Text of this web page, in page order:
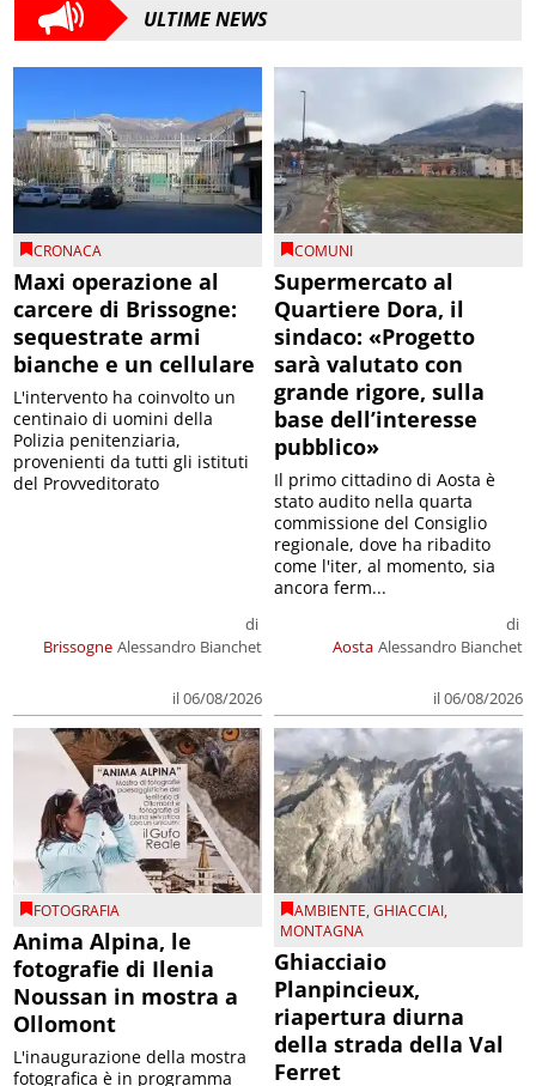
ULTIME NEWS
CRONACA
Maxi operazione al
carcere di Brissogne:
sequestrate armi
bianche e un cellulare
Brissogne
di
Alessandro Bianchet
il 06/08/2026
L'intervento ha coinvolto un
centinaio di uomini della
Polizia penitenziaria,
provenienti da tutti gli istituti
del Provveditorato
COMUNI
Supermercato al
Quartiere Dora, il
sindaco: «Progetto
sarà valutato con
grande rigore, sulla
base dell’interesse
pubblico»
Aosta
di
Alessandro Bianchet
il 06/08/2026
Il primo cittadino di Aosta è
stato audito nella quarta
commissione del Consiglio
regionale, dove ha ribadito
come l'iter, al momento, sia
ancora ferm...
FOTOGRAFIA
Anima Alpina, le
fotografie di Ilenia
Noussan in mostra a
Ollomont
L'inaugurazione della mostra
fotografica è in programma
AMBIENTE,GHIACCIAI,
MONTAGNA
Ghiacciaio
Planpincieux,
riapertura diurna
della strada della Val
Ferret